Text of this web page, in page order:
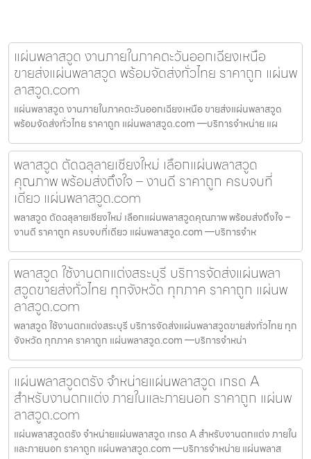
แผ่นพลาสวูด งานภายในภาคตะวันออกเฉียงเหนือ
ขายส่งแผ่นพลาสวูด พร้อมจัดส่งทั่วไทย ราคาถูก แผ่นพ
ลาสวูด.com
แผ่นพลาสวูด งานภายในภาคตะวันออกเฉียงเหนือ ขายส่งแผ่นพลาสวูด
พร้อมจัดส่งทั่วไทย ราคาถูก แผ่นพลาสวูด.com —บริการจำหน่าย แผ
พลาสวูด ตัดฉลุลายเชียงใหม่ เลือกแผ่นพลาสวูด
คุณภาพ พร้อมส่งถึงใจ – งานดี ราคาถูก ครบจบที่
เดียว แผ่นพลาสวูด.com
พลาสวูด ตัดฉลุลายเชียงใหม่ เลือกแผ่นพลาสวูดคุณภาพ พร้อมส่งถึงใจ –
งานดี ราคาถูก ครบจบที่เดียว แผ่นพลาสวูด.com —บริการจำห
พลาสวูด ใช้งานตกแต่งสระบุรี บริการจัดส่งแผ่นพลา
สวูดขายส่งทั่วไทย ทุกจังหวัด ทุกภาค ราคาถูก แผ่นพ
ลาสวูด.com
พลาสวูด ใช้งานตกแต่งสระบุรี บริการจัดส่งแผ่นพลาสวูดขายส่งทั่วไทย ทุก
จังหวัด ทุกภาค ราคาถูก แผ่นพลาสวูด.com —บริการจำหน่า
แผ่นพลาสวูดตรัง จำหน่ายแผ่นพลาสวูด เกรด A
สำหรับงานตกแต่ง ภายในและภายนอก ราคาถูก แผ่นพ
ลาสวูด.com
แผ่นพลาสวูดตรัง จำหน่ายแผ่นพลาสวูด เกรด A สำหรับงานตกแต่ง ภายใน
และภายนอก ราคาถูก แผ่นพลาสวูด.com —บริการจำหน่าย แผ่นพลาส